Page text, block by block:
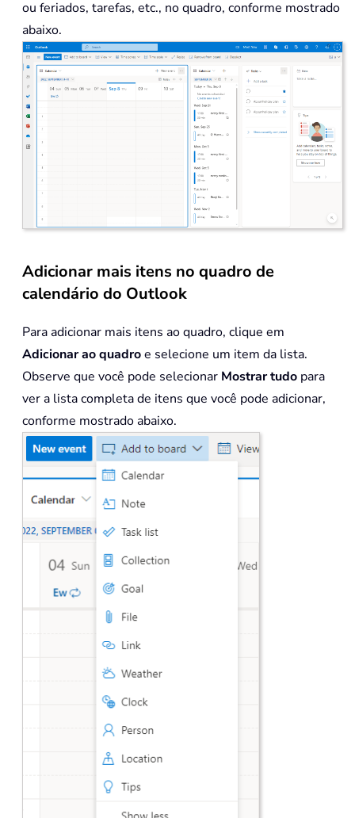
ou feriados, tarefas, etc., no quadro, conforme mostrado
abaixo.
Adicionar mais itens no quadro de
calendário do Outlook
Para adicionar mais itens ao quadro, clique em
Adicionar ao quadroe selecione um item da lista.
Observe que você pode selecionar Mostrar tudo para
ver a lista completa de itens que você pode adicionar,
conforme mostrado abaixo.